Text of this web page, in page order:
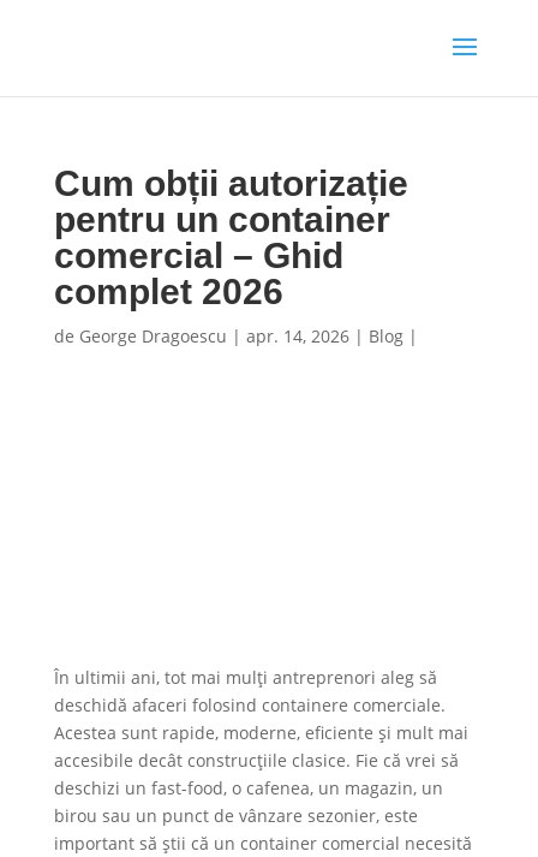
Cum obții autorizație
pentru un container
comercial – Ghid
complet 2026
de George Dragoescu | apr. 14, 2026| Blog|
În ultimii ani, tot mai mulți antreprenori aleg să
deschidă afaceri folosind containere comerciale.
Acestea sunt rapide, moderne, eficiente și mult mai
accesibile decât construcțiile clasice. Fie că vrei să
deschizi un fast-food, o cafenea, un magazin, un
birou sau un punct de vânzare sezonier, este
important să știi că un container comercial necesită